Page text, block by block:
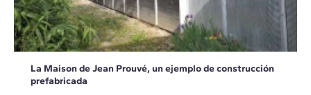
La Maison de Jean Prouvé, un ejemplo de construcción
prefabricada